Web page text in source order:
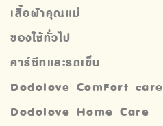
เสื้อผ้าคุณแม่
ของใช้ทั่วไป
คาร์ซีทและรถเข็น
Dodolove ComFort care
Dodolove Home Care